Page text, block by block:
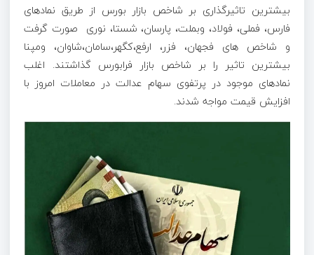
بیشترین تاثیرگذاری بر شاخص بازار بورس از طریق نمادهای
فارس، فملی، فولاد، وبملت، پارسان، شستا، نوری صورت گرفت
و شاخص های فجهان، فزر، ارفع،کگهر،سامان،شاوان، ومپنا
بیشترین تاثیر را بر شاخص بازار فرابورس گذاشتند. اغلب
نمادهای موجود در پرتفوی سهام عدالت در معاملات امروز با
افزایش قیمت مواجه شدند.